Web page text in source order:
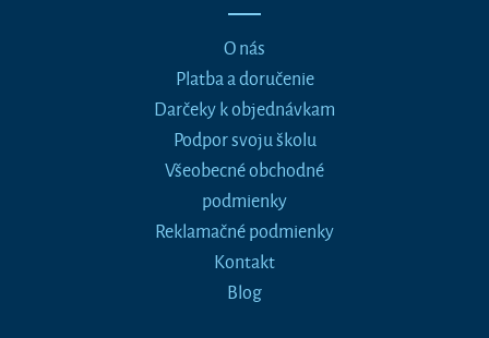
O nás
Platba a doručenie
Darčeky k objednávkam
Podpor svoju školu
Všeobecné obchodné
podmienky
Reklamačné podmienky
Kontakt
Blog